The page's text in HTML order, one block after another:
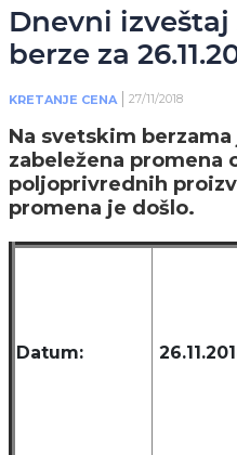
Dnevni
berze za
KRETANJE CENA 27/11/2018
Na svetskim berzama
zabeležena promena
poljoprivrednih
promena je došlo.
Datum: